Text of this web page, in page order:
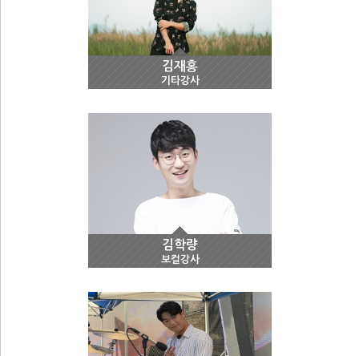
김재홍
기타강사
김학량
보컬강사